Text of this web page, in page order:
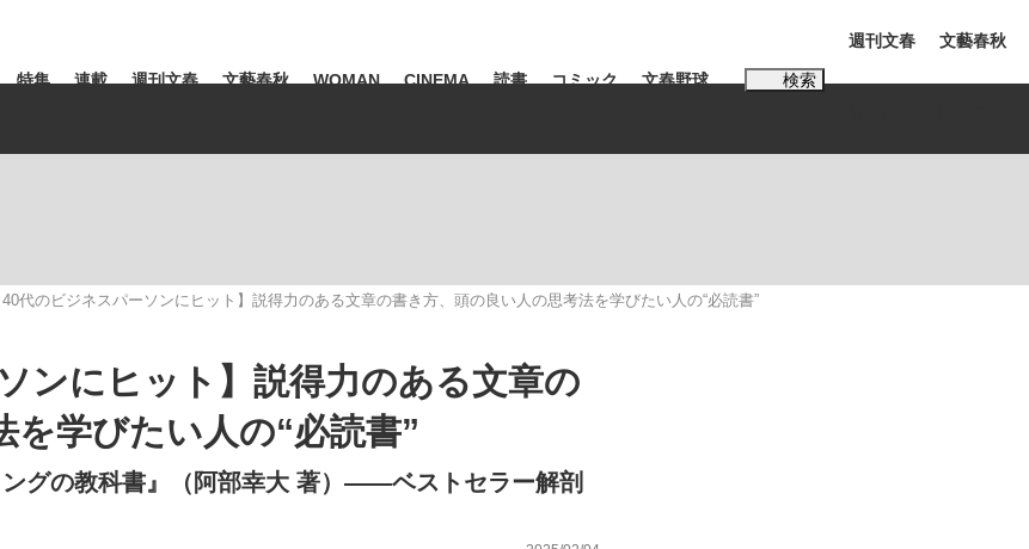
た日本代表監督に... 「最悪の空気のまま解散」WBC日本代表“敗戦”の真実 選手が明かす...
特集 連載 週刊文春 文藝春秋 WOMAN CINEMA 読書 コミック 文春野球 検索
#高市早苗 #後藤真希 #森岡毅 #城彰二 #内田有紀
#松田聖子
週刊文春 文藝春秋
40代のビジネスパーソンにヒット】説得力のある文章の書き方、頭の良い人の思考法を学びたい人の“必読書”
ンにヒット】説得力のある文章の
学びたい人の“必読書”
ングの教科書』（阿部幸大 著）――ベストセラー解剖